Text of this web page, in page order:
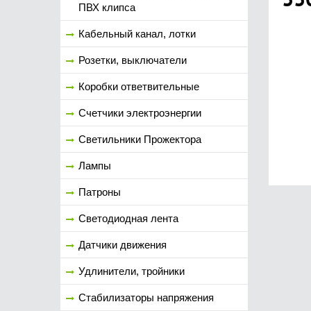
ПВХ клипса
Кабельный канал, лотки
Розетки, выключатели
Коробки ответвительные
Счетчики электроэнергии
Светильники Прожектора
Лампы
Патроны
Светодиодная лента
Датчики движения
Удлинители, тройники
Стабилизаторы напряжения